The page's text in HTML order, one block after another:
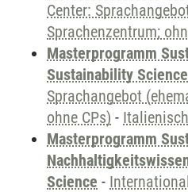
Center:
Sprachenzentrum;
Masterprogramm
Sustainability Science
Sprachangebot
ohne CPs) -
Masterprogramm
Science -